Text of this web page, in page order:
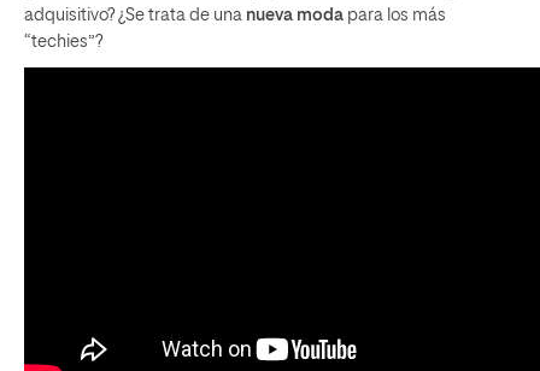
adquisitivo? ¿Se trata de una nueva moda para los más
“techies”?